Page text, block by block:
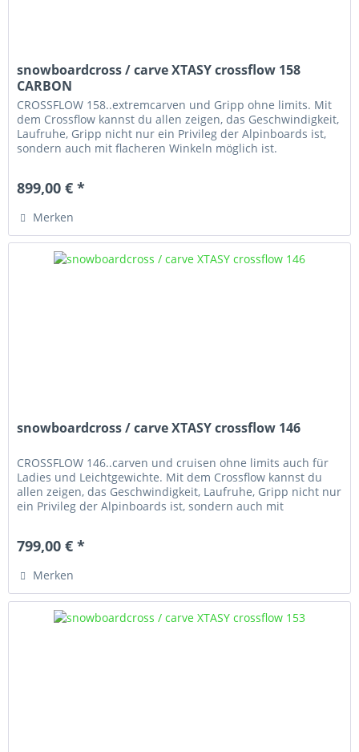
snowboardcross / carve XTASY crossflow 158
CARBON
CROSSFLOW 158..extremcarven und Gripp ohne limits. Mit
dem Crossflow kannst du allen zeigen, das Geschwindigkeit,
Laufruhe, Gripp nicht nur ein Privileg der Alpinboards ist,
sondern auch mit flacheren Winkeln möglich ist.
899,00 € *
Merken
snowboardcross / carve XTASY crossflow 146
CROSSFLOW 146..carven und cruisen ohne limits auch für
Ladies und Leichtgewichte. Mit dem Crossflow kannst du
allen zeigen, das Geschwindigkeit, Laufruhe, Gripp nicht nur
ein Privileg der Alpinboards ist, sondern auch mit
799,00 € *
Merken